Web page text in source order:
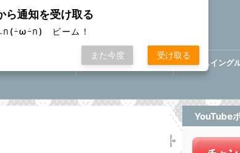
FXポコニカルマスター講 ぷちスイング
トレード
YouTube
通知を受け取る
ก(ｰ̀ωｰ́ก) ビーム！
また今度 受け取る